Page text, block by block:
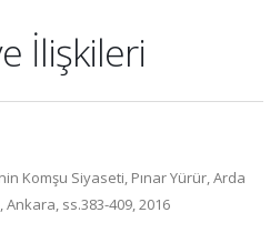
İlişkileri
Komşu Siyaseti, Pınar Yürür, Arda
Ankara, ss.383-409, 2016